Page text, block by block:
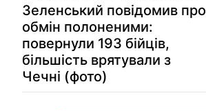
Зеленський повідомив про
обмін полоненими:
повернули 193 бійців,
більшість врятували з
Чечні (фото)